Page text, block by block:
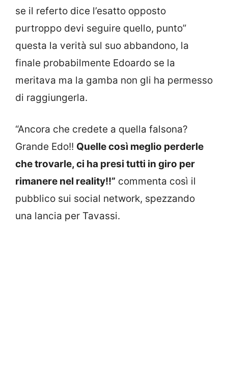
se il referto dice l’esatto opposto
purtroppo devi seguire quello, punto”
questa la verità sul suo abbandono, la
finale probabilmente Edoardo se la
meritava ma la gamba non gli ha permesso
di raggiungerla.
“Ancora che credete a quella falsona?
Grande Edo!! Quelle così meglio perderle
che trovarle, ci ha presi tutti in giro per
rimanere nel reality!!” commenta così il
pubblico sui social network, spezzando
una lancia per Tavassi.